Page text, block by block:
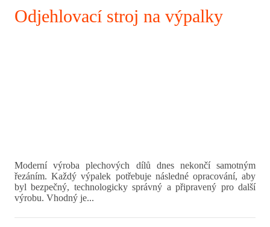
Odjehlovací stroj na výpalky
Moderní výroba plechových dílů dnes nekončí samotným
řezáním. Každý výpalek potřebuje následné opracování, aby
byl bezpečný, technologicky správný a připravený pro další
výrobu. Vhodný je...